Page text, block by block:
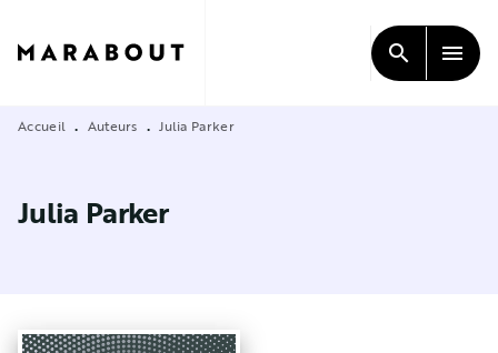
CONTENU
search menu
Accueil • Auteurs • Julia Parker
Julia Parker